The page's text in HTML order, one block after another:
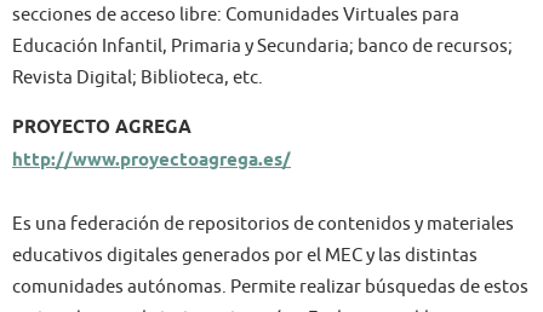
secciones de acceso libre: Comunidades Virtuales para
Educación Infantil, Primaria y Secundaria; banco de recursos;
Revista Digital; Biblioteca, etc.
PROYECTO AGREGA
http://www.proyectoagrega.es/
Es una federación de repositorios de contenidos y materiales
educativos digitales generados por el MEC y las distintas
comunidades autónomas. Permite realizar búsquedas de estos